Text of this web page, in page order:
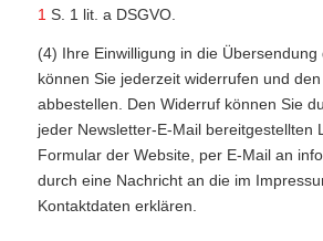
1S. 1 lit. a DSGVO.
(4) Ihre Einwilligung in die Übersendung
können Sie jederzeit widerrufen und
abbestellen. Den Widerruf können Sie
jeder Newsletter-E-Mail bereitgestellten
Formular der Website, per E-Mail an
durch eine Nachricht an die im
Kontaktdaten erklären.